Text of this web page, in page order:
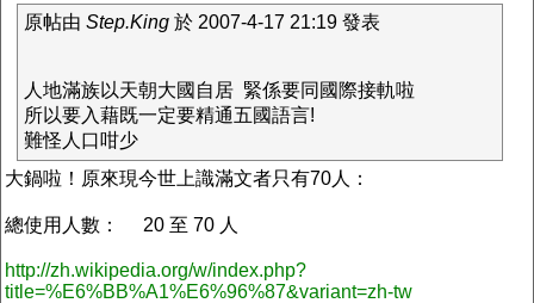
原帖由 Step.King 於 2007-4-17 21:19 發表
人地滿族以天朝大國自居 緊係要同國際接軌啦
所以要入藉既一定要精通五國語言!
難怪人口咁少
大鍋啦！原來現今世上識滿文者只有70人：
總使用人數： 20 至 70 人
http://zh.wikipedia.org/w/index.php?
title=%E6%BB%A1%E6%96%87&variant=zh-tw